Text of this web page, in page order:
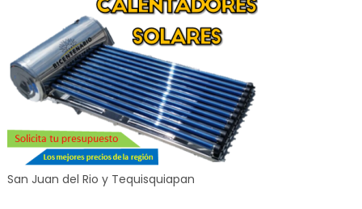
San Juan del Rio y Tequisquiapan